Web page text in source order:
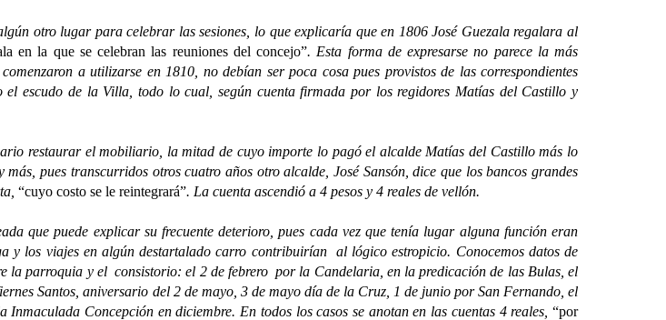
otro lugar para celebrar las sesiones, lo que explicaría que en 1806 José Guezala regalara al
en la que se celebran las reuniones del concejo”. Esta forma de expresarse no parece la más
a utilizarse en 1810, no debían ser poca cosa pues provistos de las correspondientes
escudo de la Villa, todo lo cual, según cuenta firmada por los regidores Matías del Castillo y
restaurar el mobiliario, la mitad de cuyo importe lo pagó el alcalde Matías del Castillo más lo
pues transcurridos otros cuatro años otro alcalde, José Sansón, dice que los bancos grandes
“cuyo costo se le reintegrará”. La cuenta ascendió a 4 pesos y 4 reales de vellón.
puede explicar su frecuente deterioro, pues cada vez que tenía lugar alguna función eran
y los viajes en algún destartalado carro contribuirían al lógico estropicio. Conocemos datos de
la parroquia y el consistorio: el 2 de febrero por la Candelaria, en la predicación de las Bulas, el
Santos, aniversario del 2 de mayo, 3 de mayo día de la Cruz, 1 de junio por San Fernando, el
Concepción en diciembre. En todos los casos se anotan en las cuentas 4 reales, “por